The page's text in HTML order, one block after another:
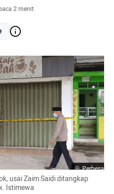
2 menit
Perbesar
usai Zaim Saidi ditangkap
Istimewa